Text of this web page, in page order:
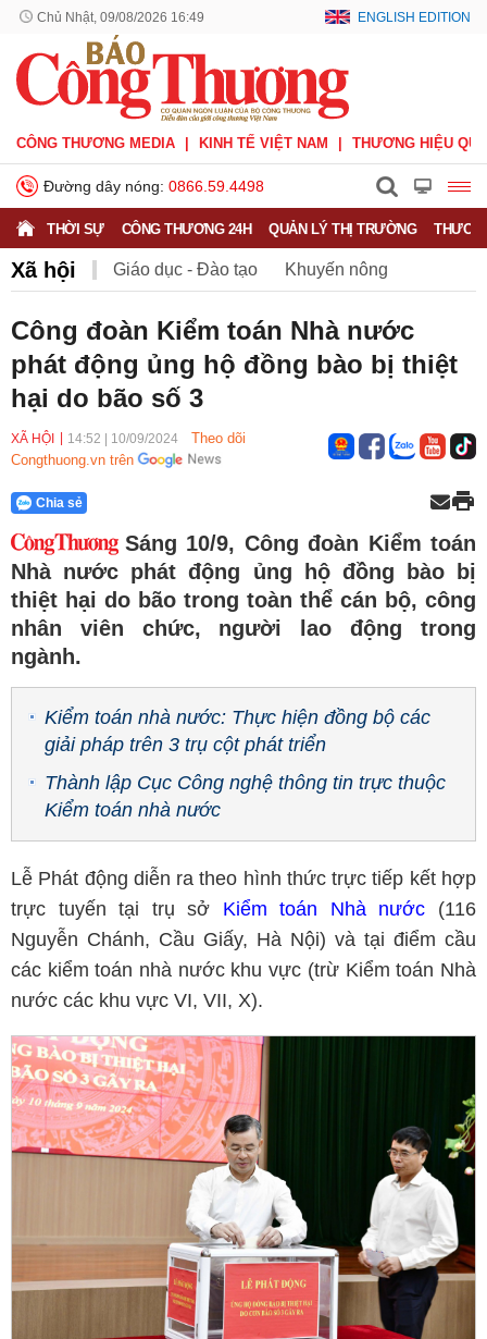
Chủ Nhật, 09/08/2026 16:49 ENGLISH EDITION
CÔNG THƯƠNG MEDIA KINH TẾ VIỆT NAM THƯƠNG HIỆU
Đường dây nóng: 0866.59.4498
THỜI SỰ CÔNG THƯƠNG 24H QUẢN LÝ THỊ TRƯỜNG
Xã hội Giáo dục - Đào tạo Khuyến nông
Nông nghiệp - nông thôn
Phát triển bền vững Sức khỏe Việc làm
Công đoàn Kiểm toán Nhà nước
phát động ủng hộ đồng bào bị thiệt
hại do bão số 3
XÃ HỘI 14:52 10/09/2024
Theo dõi
Congthuong.vn trên
Chia sẻ
Sáng 10/9, Công đoàn Kiểm toán
Nhà nước phát động ủng hộ đồng bào bị
thiệt hại do bão trong toàn thể cán bộ, công
nhân viên chức, người lao động trong
ngành.
Kiểm toán nhà nước: Thực hiện đồng bộ các
giải pháp trên 3 trụ cột phát triển
Thành lập Cục Công nghệ thông tin trực thuộc
Kiểm toán nhà nước
Lễ Phát động diễn ra theo hình thức trực tiếp kết hợp
trực tuyến tại trụ sở Kiểm toán Nhà nước (116
Nguyễn Chánh, Cầu Giấy, Hà Nội) và tại điểm cầu
các kiểm toán nhà nước khu vực (trừ Kiểm toán Nhà
nước các khu vực VI, VII, X).